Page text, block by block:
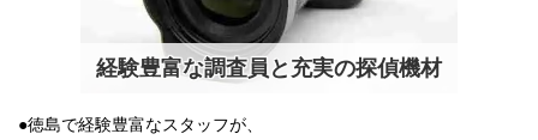
経験豊富な調査員と充実の探偵機材
●徳島で経験豊富なスタッフが、